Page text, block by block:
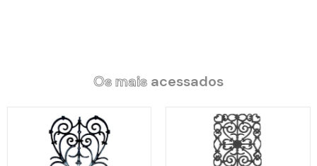
Itens Inclusos:
01 Caçarola Panela Rubi Antiaderente Gourmet Javali AM
Os mais acessados